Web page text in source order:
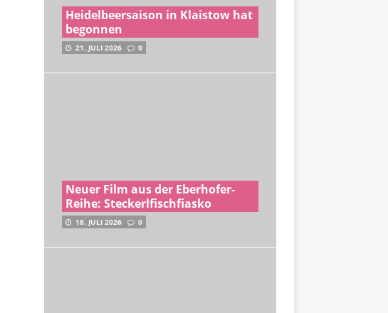
Heidelbeersaison in Klaistow hat
begonnen
21. JULI 2026 0
Neuer Film aus der Eberhofer-
Reihe: Steckerlfischfiasko
18. JULI 2026 0